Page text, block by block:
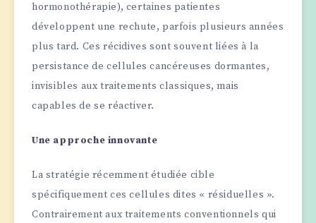
hormonothérapie), certaines patientes
développent une rechute, parfois plusieurs années
plus tard. Ces récidives sont souvent liées à la
persistance de cellules cancéreuses dormantes,
invisibles aux traitements classiques, mais
capables de se réactiver.
Une approche innovante
La stratégie récemment étudiée cible
spécifiquement ces cellules dites « résiduelles ».
Contrairement aux traitements conventionnels qui